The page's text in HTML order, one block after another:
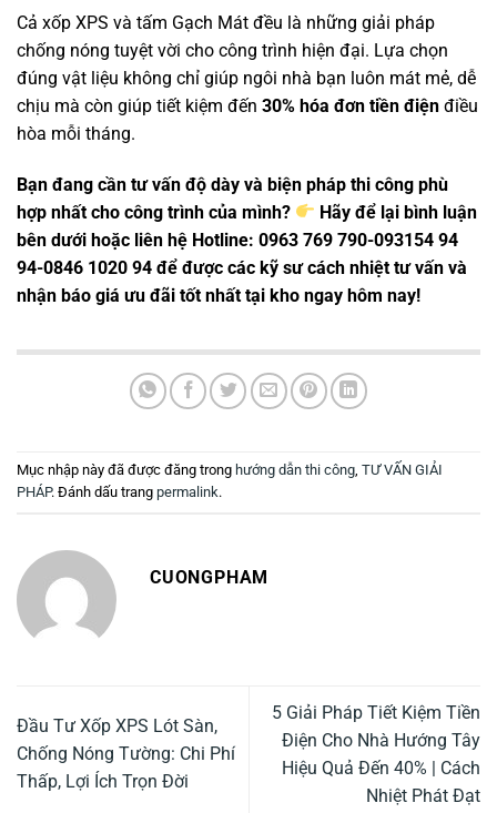
Cả xốp XPS và tấm Gạch Mát đều là những giải pháp
chống nóng tuyệt vời cho công trình hiện đại. Lựa chọn
đúng vật liệu không chỉ giúp ngôi nhà bạn luôn mát mẻ, dễ
chịu mà còn giúp tiết kiệm đến 30% hóa đơn tiền điện điều
hòa mỗi tháng.
Bạn đang cần tư vấn độ dày và biện pháp thi công phù
hợp nhất cho công trình của mình?
Hãy để lại bình luận
bên dưới hoặc liên hệ Hotline: 0963 769 790-093154 94
94-0846 1020 94 để được các kỹ sư cách nhiệt tư vấn và
nhận báo giá ưu đãi tốt nhất tại kho ngay hôm nay!
Mục nhập này đã được đăng trong hướng dẫn thi công TƯ VẤN GIẢI
PHÁP. Đánh dấu trang permalink.
CUONGPHAM
Đầu Tư Xốp XPS Lót Sàn,
Chống Nóng Tường: Chi Phí
Thấp, Lợi Ích Trọn Đời
5 Giải Pháp Tiết Kiệm Tiền
Điện Cho Nhà Hướng Tây
Hiệu Quả Đến 40% | Cách
Nhiệt Phát Đạt